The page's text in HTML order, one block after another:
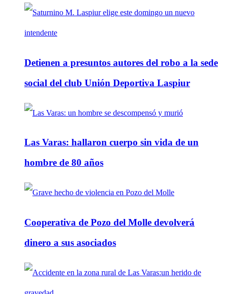
Detienen a presuntos autores del robo a la sede
social del club Unión Deportiva Laspiur
Las Varas: hallaron cuerpo sin vida de un
hombre de 80 años
Cooperativa de Pozo del Molle devolverá
dinero a sus asociados